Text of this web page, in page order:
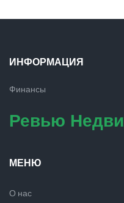
ИНФОРМАЦИЯ
Финансы
Ревью
МЕНЮ
О нас